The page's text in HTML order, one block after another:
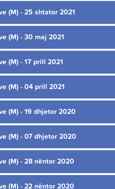
(M) - 25 shtator 2021
(M) - 30 maj 2021
(M) - 17 prill 2021
(M) - 04 prill 2021
(M) - 19 dhjetor 2020
(M) - 07 dhjetor 2020
(M) - 28 nëntor 2020
(M) - 22 nëntor 2020